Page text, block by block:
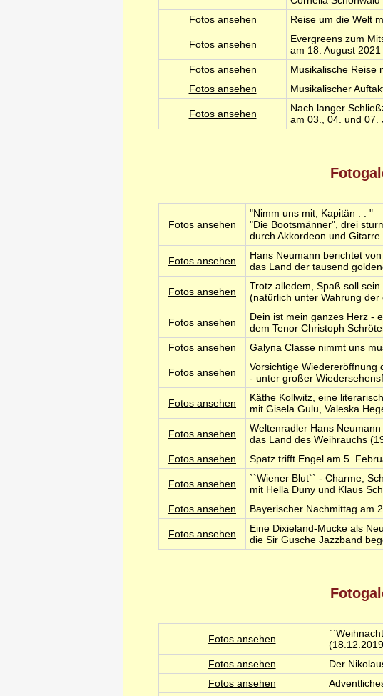
Fotos ansehen
Reise um die Welt
Fotos ansehen
Evergreens zum
am 18. August
Fotos ansehen
Musikalische Reise
Fotos ansehen
Musikalischer
Fotos ansehen
Nach langer
am 03., 04. und 07.
Fotos ansehen
"Nimm uns mit, Kapitän . . "
"Die Bootsmänner", drei
durch Akkordeon und
Fotos ansehen
Hans Neumann berichtet
das Land der tausend
Fotos ansehen
Trotz alledem, Spaß soll
(natürlich unter Wahrung
Fotos ansehen
Dein ist mein ganzes Herz -
dem Tenor Christoph
Fotos ansehen
Galyna Classe nimmt uns
Fotos ansehen
Vorsichtige Wiedereröffnung
- unter großer
Fotos ansehen
Käthe Kollwitz, eine
mit Gisela Gulu, Valeska
Fotos ansehen
Weltenradler Hans
das Land des Weihrauchs
Fotos ansehen
Spatz trifft Engel am 5.
Fotos ansehen
``Wiener Blut`` - Charme,
mit Hella Duny und Klaus
Fotos ansehen
Bayerischer Nachmittag am
Fotos ansehen
Eine Dixieland-Mucke als
die Sir Gusche Jazzband
Fotos ansehen
Fotos ansehen
Der
Fotos ansehen